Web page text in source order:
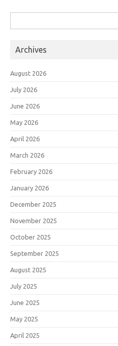
for:
Archives
August 2026
July 2026
June 2026
May 2026
April 2026
March 2026
February 2026
January 2026
December 2025
November 2025
October 2025
September 2025
August 2025
July 2025
June 2025
May 2025
April 2025